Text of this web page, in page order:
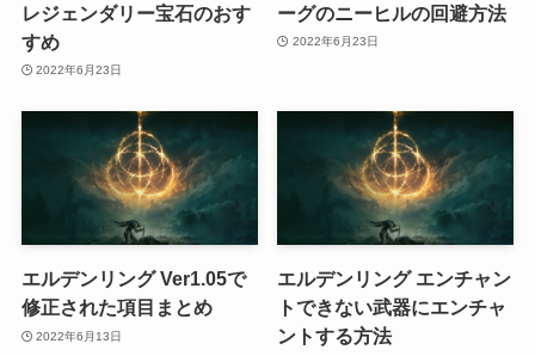
レジェンダリー宝石のおす
すめ
2022年6月23日
ーグのニーヒルの回避方法
2022年6月23日
エルデンリング Ver1.05で
修正された項目まとめ
2022年6月13日
エルデンリング エンチャン
トできない武器にエンチャ
ントする方法